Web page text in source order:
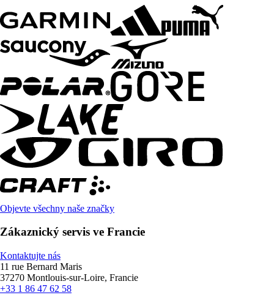
Objevte všechny naše značky
Zákaznický servis ve Francie
Kontaktujte nás
11 rue Bernard Maris
37270 Montlouis-sur-Loire, Francie
+33 1 86 47 62 58